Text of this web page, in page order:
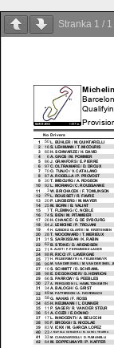
Stranka 1 / 1